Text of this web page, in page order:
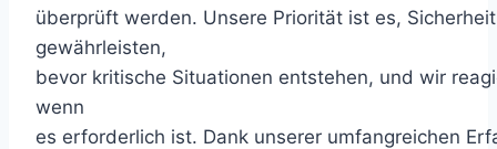
überprüft werden. Unsere Priorität ist es,
gewährleisten,
bevor kritische Situationen entstehen, und wir
wenn
es erforderlich ist. Dank unserer umfangreichen